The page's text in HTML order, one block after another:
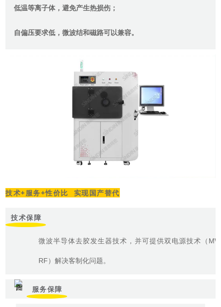
低温等离子体，避免产生热损伤；
自偏压要求低，微波结和磁路可以兼容。
技术+服务+性价比 实现国产替代
技术保障
微波半导体去胶发生器技术，并可提供双电源技术（
RF）解决客制化问题。
服务保障